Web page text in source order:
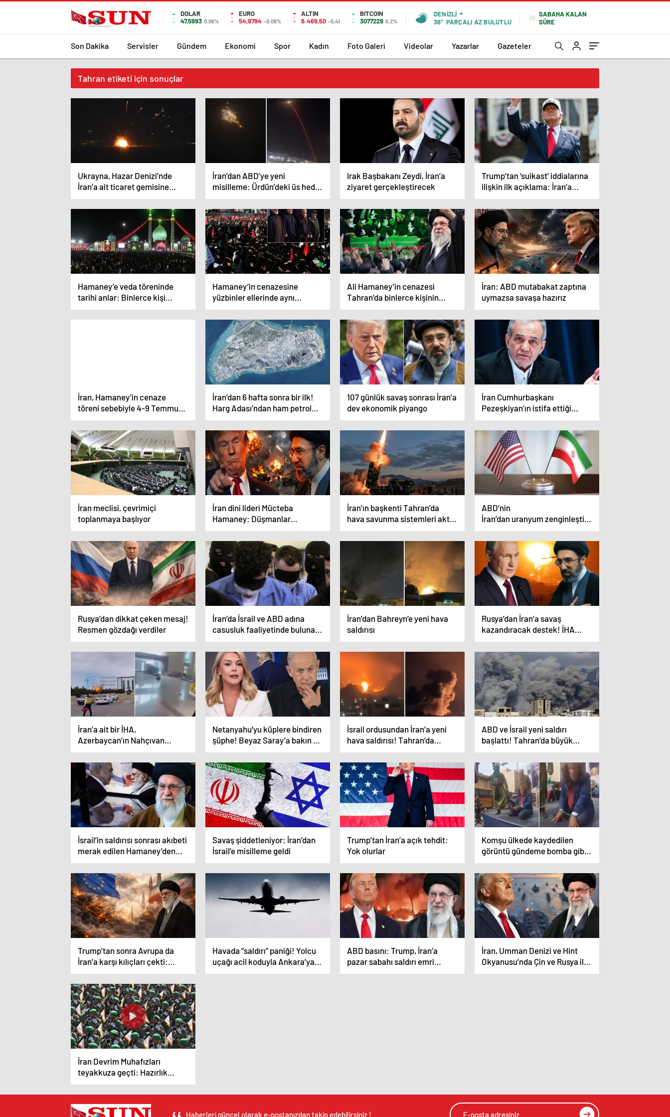
DOLAR
47,5993 0.06%
EURO
54,9794 -0.09%
ALTIN
6.469,50 -0,41
BITCOIN
3077229 0.2%
DENIZLI
36° PARÇALI AZ BULUTLU
SABAHA KALAN
SÜRE
Son Dakika Servisler Gündem Ekonomi Spor Kadın Foto Galeri Videolar Yazarlar Gazeteler
Tahran etiketi için sonuçlar
Ukrayna, Hazar Denizi’nde
İran’a ait ticaret gemisine
saldırı düzenledi
İran’dan ABD’ye yeni
misilleme: Ürdün’deki üs hedef
alındı, Erbil’de İHA alarmı
Irak Başbakanı Zeydi, İran’a
ziyaret gerçekleştirecek
Trump’tan ‘suikast’ iddialarına
ilişkin ilk açıklama: İran’a
yönelik gizli talimatını paylaştı
Hamaney’e veda töreninde
tarihi anlar: Binlerce kişi
sabah namazını bekliyor
Hamaney’in cenazesine
yüzbinler ellerinde aynı
bayrakla geldi! Trump’tan da
mesaj var
Ali Hamaney’in cenazesi
Tahran’da binlerce kişinin
önünde
İran: ABD mutabakat zaptına
uymazsa savaşa hazırız
İran, Hamaney’in cenaze
töreni sebebiyle 4-9 Temmuz
tarihleri arasında uçuş
kısıtlamasına gidecek
İran’dan 6 hafta sonra bir ilk!
Harg Adası’ndan ham petrol
ihracatı başladı
107 günlük savaş sonrası İran’a
dev ekonomik piyango
İran Cumhurbaşkanı
Pezeşkiyan’ın istifa ettiği
iddiası ülkeyi karıştırdı
İran meclisi, çevrimiçi
toplanmaya başlıyor
İran dini lideri Mücteba
Hamaney: Düşmanlar
ekonomik alanda da yenilgiye
uğratılmalıdır
İran’ın başkenti Tahran’da
hava savunma sistemleri aktif
hale getirildi
ABD’nin
İran’dan uranyum zenginleştirmeyi
20 yıl dondurmasını istediği
iddia edildi
Rusya’dan dikkat çeken mesaj!
Resmen gözdağı verdiler
İran’da İsrail ve ABD adına
casusluk faaliyetinde bulunan
500 kişi tutuklandı
İran’dan Bahreyn’e yeni hava
saldırısı
Rusya’dan İran’a savaş
kazandıracak destek! İHA
taktikleri vermişler
İran’a ait bir İHA,
Azerbaycan’ın Nahçıvan
bölgesine düştü
Netanyahu’yu küplere bindiren
şüphe! Beyaz Saray’a bakın ne
sormuş
İsrail ordusundan İran’a yeni
hava saldırısı! Tahran’da
patlamalar yaşanıyor
ABD ve İsrail yeni saldırı
başlattı! Tahran’da büyük
patlama
İsrail’in saldırısı sonrası akıbeti
merak edilen Hamaney’den
haber var
Savaş şiddetleniyor: İran’dan
İsrail’e misilleme geldi
Trump’tan İran’a açık tehdit:
Yok olurlar
Komşu ülkede kaydedilen
görüntü gündeme bomba gibi
düştü
Trump’tan sonra Avrupa da
İran’a karşı kılıçları çekti:
Hazırız
Havada "saldırı" paniği! Yolcu
uçağı acil koduyla Ankara’ya
indi
ABD basını: Trump, İran’a
pazar sabahı saldırı emri
verebilir
İran, Umman Denizi ve Hint
Okyanusu’nda Çin ve Rusya ile
askeri tatbikat yapacak
İran Devrim Muhafızları
teyakkuza geçti: Hazırlık
seviyemiz en üst düzeyde
Haberleri güncel olarak e-postanızdan takip edebilirsiniz !